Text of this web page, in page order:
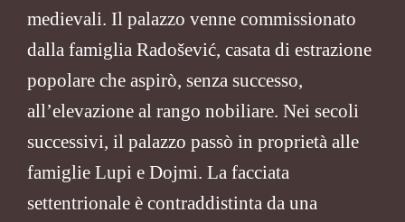
medievali. Il palazzo venne commissionato
dalla famiglia Radošević, casata di estrazione
popolare che aspirò, senza successo,
all’elevazione al rango nobiliare. Nei secoli
successivi, il palazzo passò in proprietà alle
famiglie Lupi e Dojmi. La facciata
settentrionale è contraddistinta da una